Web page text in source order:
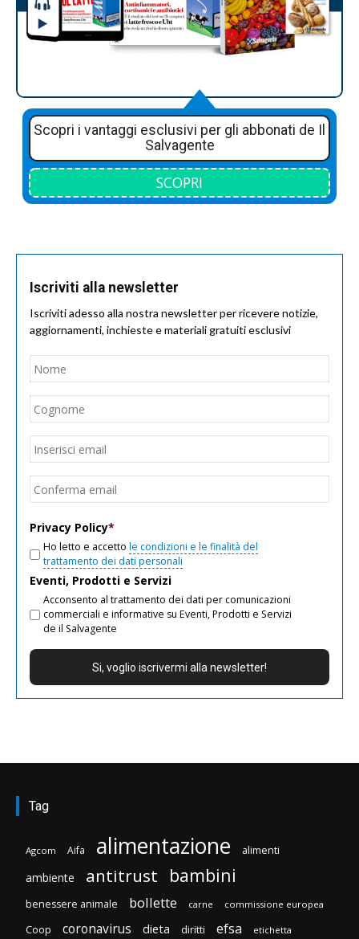
Scopri i vantaggi esclusivi per gli abbonati de Il
Salvagente
SCOPRI
Iscriviti alla newsletter
Iscriviti adesso alla nostra newsletter per ricevere notizie,
aggiornamenti, inchieste e materiali gratuiti esclusivi
Nome
Email
Privacy Policy*
Ho letto e accetto le condizioni e le finalità del
trattamento dei dati personali
Eventi, Prodotti e Servizi
Acconsento al trattamento dei dati per comunicazioni
commerciali e informative su Eventi, Prodotti e Servizi
de il Salvagente
Tag
Agcom Aifa alimentazione alimenti
ambiente antitrust bambini
benessere animale bollette carne commissione europea
Coop coronavirus dieta diritti efsa etichetta